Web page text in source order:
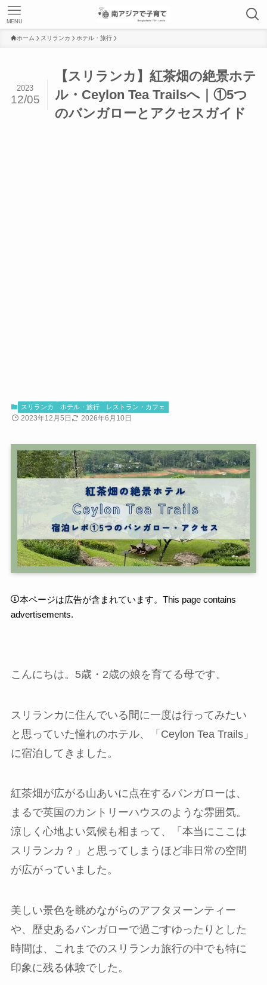
MENU
ホーム スリランカ ホテル・旅行
【スリランカ】紅茶畑の絶景ホテ
ル・Ceylon Tea Trailsへ｜①5つ
のバンガローとアクセスガイド
2023
12/05
スリランカ ホテル・旅行 レストラン・カフェ
2023年12月5日 2026年6月10日
本ページは広告が含まれています。This page contains
advertisements.
こんにちは。5歳・2歳の娘を育てる母です。
スリランカに住んでいる間に一度は行ってみたい
と思っていた憧れのホテル、「Ceylon Tea Trails」
に宿泊してきました。
紅茶畑が広がる山あいに点在するバンガローは、
まるで英国のカントリーハウスのような雰囲気。
涼しく心地よい気候も相まって、「本当にここは
スリランカ？」と思ってしまうほど非日常の空間
が広がっていました。
美しい景色を眺めながらのアフタヌーンティー
や、歴史あるバンガローで過ごすゆったりとした
時間は、これまでのスリランカ旅行の中でも特に
印象に残る体験でした。